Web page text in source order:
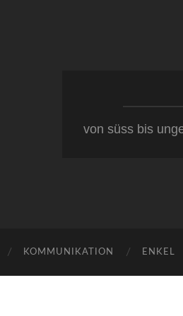
von süss bis
KOMMUNIKATION ENKEL